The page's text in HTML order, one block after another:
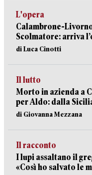
L'opera
Calambrone-
Scolmatore: arriva
di Luca Cinotti
Il lutto
Morto in azienda a
per Aldo: dalla
di Giovanna Mezzana
Il racconto
I lupi assaltano il
«Così ho salvato le